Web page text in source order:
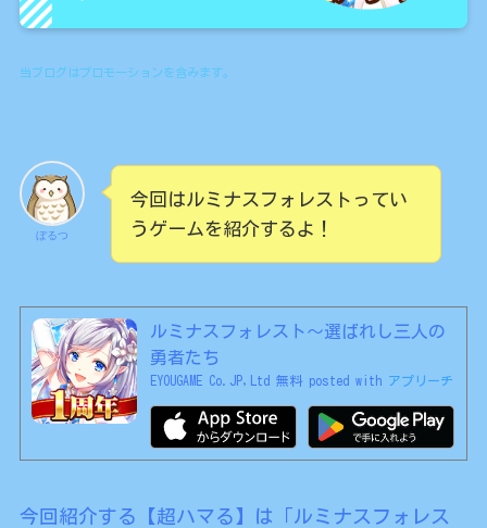
当ブログはプロモーションを含みます。
ぼるつ
今回はルミナスフォレストってい
うゲームを紹介するよ！
ルミナスフォレスト〜選ばれし三人の
勇者たち
EYOUGAME Co.JP,Ltd 無料 posted with アプリーチ
今回紹介する【超ハマる】は「ルミナスフォレス